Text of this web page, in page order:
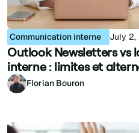
Communication interne July 2,
Outlook Newsletters vs
interne : limites et
Florian Bouron